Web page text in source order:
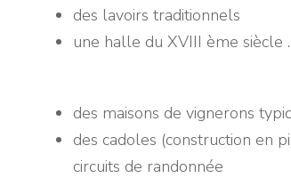
des lavoirs traditionnels
une halle du XVIII ème siècle
des maisons de vignerons
des cadoles (construction en
circuits de randonnée